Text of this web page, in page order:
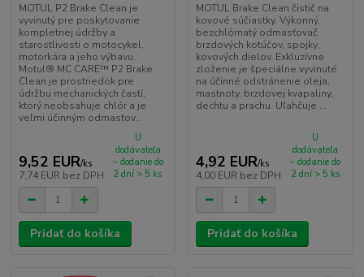
MOTUL P2 Brake Clean je
vyvinutý pre poskytovanie
kompletnej údržby a
starostlivosti o motocykel,
motorkára a jeho výbavu.
Motul® MC CARE™ P2 Brake
Clean je prostriedok pre
údržbu mechanických častí,
ktorý neobsahuje chlór a je
veľmi účinným odmasťov...
9,52 EUR/ks
7,74 EUR bez DPH
U
dodávateľa
– dodanie do
2 dní > 5 ks
Pridať do košíka
MOTUL Brake Clean čistič na
kovové súčiastky. Výkonný,
bezchlórnatý odmasťovač
brzdových kotúčov, spojky,
kovových dielov. Exkluzívne
zloženie je špeciálne vyvinuté
na účinné odstránenie oleja,
mastnoty, brzdovej kvapaliny,
dechtu a prachu. Uľahčuje ...
4,92 EUR/ks
4,00 EUR bez DPH
U
dodávateľa
– dodanie do
2 dní > 5 ks
Pridať do košíka